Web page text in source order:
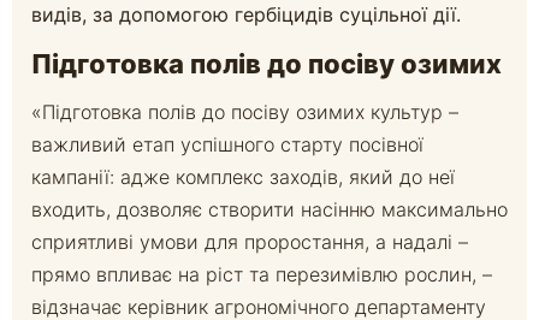
видів, за допомогою гербіцидів суцільної дії.
Підготовка полів до посіву озимих
«Підготовка полів до посіву озимих культур –
важливий етап успішного старту посівної
кампанії: адже комплекс заходів, який до неї
входить, дозволяє створити насінню максимально
сприятливі умови для проростання, а надалі –
прямо впливає на ріст та перезимівлю рослин, –
відзначає керівник агрономічного департаменту